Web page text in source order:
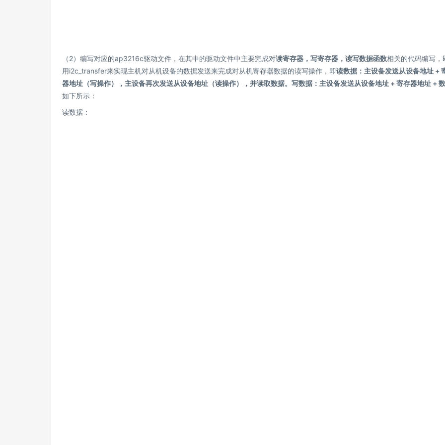
（2）编写对应的ap3216c驱动文件，在其中的驱动文件中主要完成对读寄存器，写寄存器，读写数据函数相关的代码编写，
用i2c_transfer来实现主机对从机设备的数据发送来完成对从机寄存器数据的读写操作，即读数据：主设备发送从设备地址 +
器地址（写操作），主设备再次发送从设备地址（读操作），并读取数据。写数据：主设备发送从设备地址 + 寄存器地址 +
如下所示：
读数据：